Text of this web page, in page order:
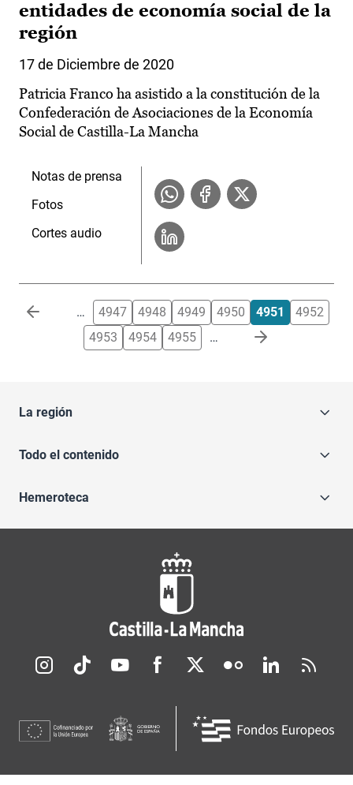
entidades de economía social de la
región
17 de Diciembre de 2020
Patricia Franco ha asistido a la constitución de la
Confederación de Asociaciones de la Economía
Social de Castilla-La Mancha
Notas de prensa
Fotos
Cortes audio
Paginación … 4947 4948 4949 4950 4951
4952
4953
4954 4955 …
La región
Todo el contenido
Hemeroteca
Redes sociales JCCM